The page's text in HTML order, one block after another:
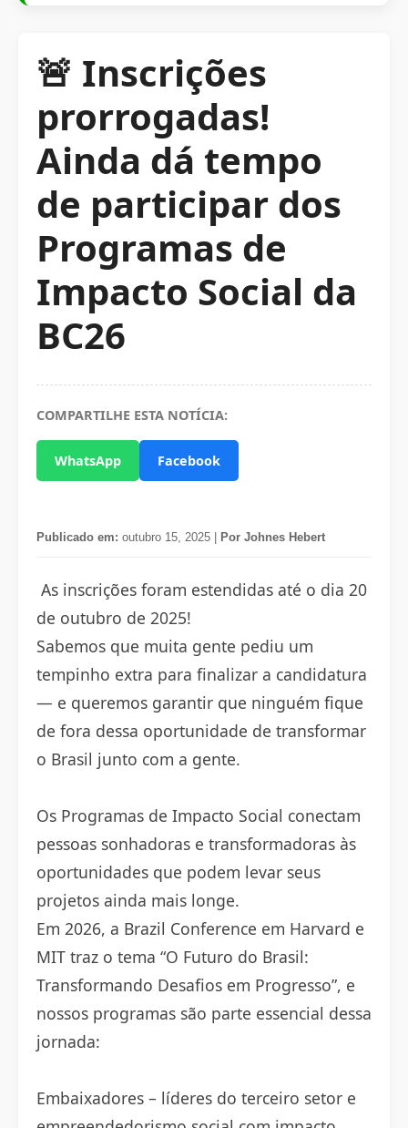
🚨 Inscrições
prorrogadas!
Ainda dá tempo
de participar dos
Programas de
Impacto Social da
BC26
COMPARTILHE ESTA NOTÍCIA:
WhatsApp Facebook
Publicado em: outubro 15, 2025 | Por Johnes Hebert
As inscrições foram estendidas até o dia 20
de outubro de 2025!
Sabemos que muita gente pediu um
tempinho extra para finalizar a candidatura
— e queremos garantir que ninguém fique
de fora dessa oportunidade de transformar
o Brasil junto com a gente.
Os Programas de Impacto Social conectam
pessoas sonhadoras e transformadoras às
oportunidades que podem levar seus
projetos ainda mais longe.
Em 2026, a Brazil Conference em Harvard e
MIT traz o tema “O Futuro do Brasil:
Transformando Desafios em Progresso”, e
nossos programas são parte essencial dessa
jornada:
Embaixadores – líderes do terceiro setor e